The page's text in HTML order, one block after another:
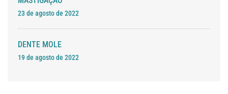
23 de agosto de 2022
DENTE MOLE
19 de agosto de 2022